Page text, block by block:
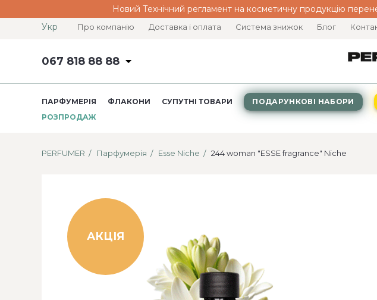
Новий Технічний регламент на косметичну продукцію
Укр
Про компанію Доставка і оплата Система знижок Блог
067 818 88 88
ПАРФУМЕРІЯ ФЛАКОНИ СУПУТНІ ТОВАРИ ПОДАРУНКОВІ НАБОРИ
РОЗПРОДАЖ
PERFUMER Парфумерія Esse Niche 244 woman "ESSE fragrance" Niche
АКЦІЯ